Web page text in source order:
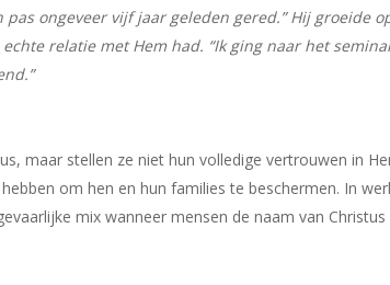
ongeveer vijf jaar geleden gered.” Hij groeide
relatie met Hem had. “Ik ging naar het
maar stellen ze niet hun volledige vertrouwen in
om hen en hun families te beschermen. In
mix wanneer mensen de naam van